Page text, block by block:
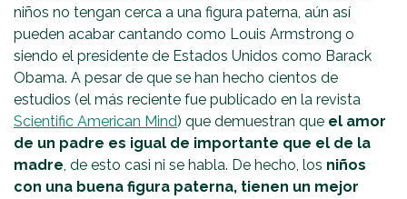
niños no tengan cerca a una figura paterna, aún así
pueden acabar cantando como Louis Armstrong o
siendo el presidente de Estados Unidos como Barack
Obama. A pesar de que se han hecho cientos de
estudios (el más reciente fue publicado en la revista
Scientific American Mind) que demuestran que el amor
de un padre es igual de importante que el de la
madre , de esto casi ni se habla. De hecho, los niños
con una buena figura paterna, tienen un mejor